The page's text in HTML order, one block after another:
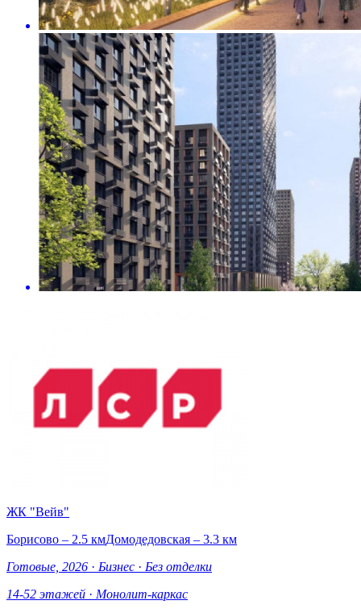
ЖК "Вейв"
Борисово – 2.5 кмДомодедовская – 3.3 км
Готовые, 2026 · Бизнес · Без отделки
14-52 этажей · Монолит-каркас